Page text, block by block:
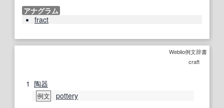
アナグラム
fract
Weblio例文辞書
craft
1 陶器
例文 pottery